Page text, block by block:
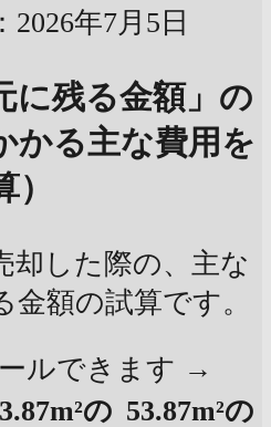
年7月5日
に残る金額」の
かる主な費用を
却した際の、主な
額の試算です。
ルできます →
の 53.87m²の